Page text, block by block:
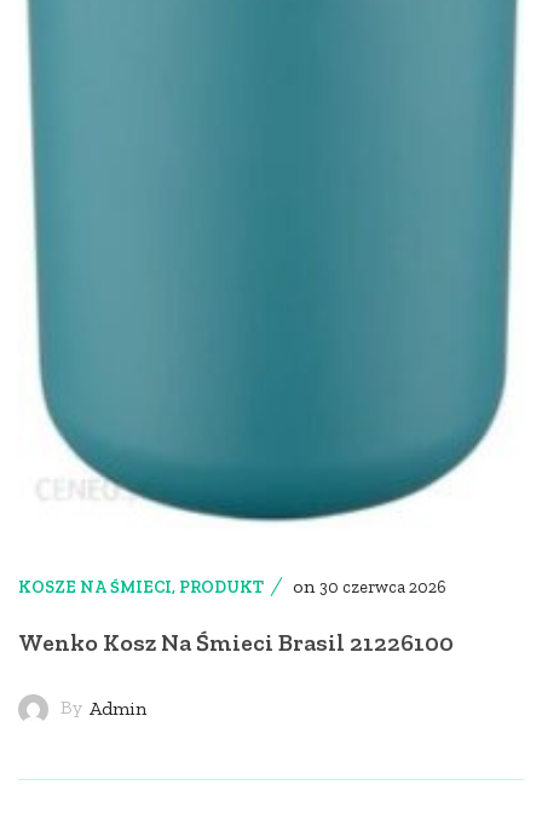
KOSZE NA ŚMIECI, PRODUKT on 30 czerwca 2026
Wenko Kosz Na Śmieci Brasil 21226100
By Admin